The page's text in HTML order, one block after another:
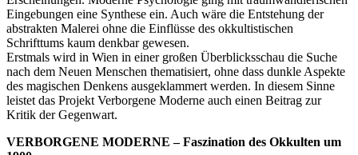
Eingebungen eine Synthese ein. Auch wäre die Entstehung der
abstrakten Malerei ohne die Einflüsse des okkultistischen
Schrifttums kaum denkbar gewesen.
Erstmals wird in Wien in einer großen Überblicksschau die Suche
nach dem Neuen Menschen thematisiert, ohne dass dunkle Aspekte
des magischen Denkens ausgeklammert werden. In diesem Sinne
leistet das Projekt Verborgene Moderne auch einen Beitrag zur
Kritik der Gegenwart.
VERBORGENE MODERNE – Faszination des Okkulten um